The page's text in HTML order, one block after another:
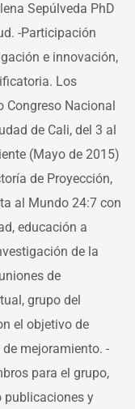
Sepúlveda PhD
-Participación
e innovación,
Los
Congreso Nacional
de Cali, del 3 al
(Mayo de 2015)
de Proyección,
al Mundo 24:7 con
educación a
de la
de
grupo del
el objetivo de
mejoramiento. -
para el grupo,
publicaciones y